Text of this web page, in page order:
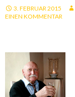
3. FEBRUAR 2015
EINEN KOMMENTAR